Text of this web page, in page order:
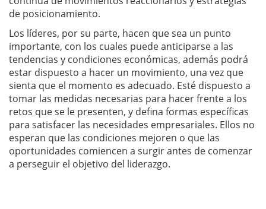
de posicionamiento.
Los líderes, por su parte, hacen que sea un punto
importante, con los cuales puede anticiparse a las
tendencias y condiciones económicas, además podrá
estar dispuesto a hacer un movimiento, una vez que
sienta que el momento es adecuado. Esté dispuesto a
tomar las medidas necesarias para hacer frente a los
retos que se le presenten, y defina formas específicas
para satisfacer las necesidades empresariales. Ellos no
esperan que las condiciones mejoren o que las
oportunidades comiencen a surgir antes de comenzar
a perseguir el objetivo del liderazgo.